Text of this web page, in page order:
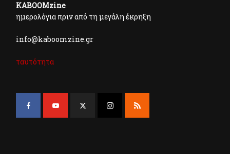
KABOOMzine
ημερολόγια πριν από τη μεγάλη έκρηξη
info@kaboomzine.gr
ταυτότητα